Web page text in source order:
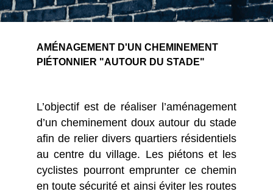
AMÉNAGEMENT D'UN CHEMINEMENT
PIÉTONNIER "AUTOUR DU STADE"
L’objectif est de réaliser l’aménagement
d’un cheminement doux autour du stade
afin de relier divers quartiers résidentiels
au centre du village. Les piétons et les
cyclistes pourront emprunter ce chemin
en toute sécurité et ainsi éviter les routes